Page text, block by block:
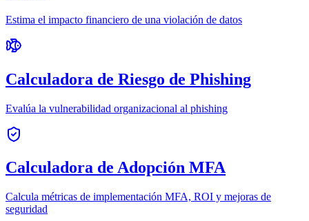
Estima el impacto financiero de una violación de datos
Calculadora de Riesgo de Phishing
Evalúa la vulnerabilidad organizacional al phishing
Calculadora de Adopción MFA
Calcula métricas de implementación MFA, ROI y mejoras de
seguridad